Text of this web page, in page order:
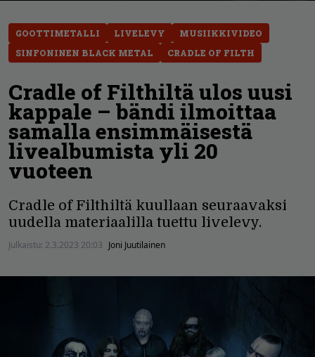
GOOTTIMETALLI LIVELEVY
MUSIIKKIVIDEO
SINFONINEN BLACK METAL
CRADLE OF FILTH
Cradle of Filthiltä ulos uusi
kappale – bändi ilmoittaa
samalla ensimmäisestä
livealbumista yli 20
vuoteen
Cradle of Filthiltä kuullaan seuraavaksi
uudella materiaalilla tuettu livelevy.
Julkaistu: 2.3.2023 20:03 Joni Juutilainen